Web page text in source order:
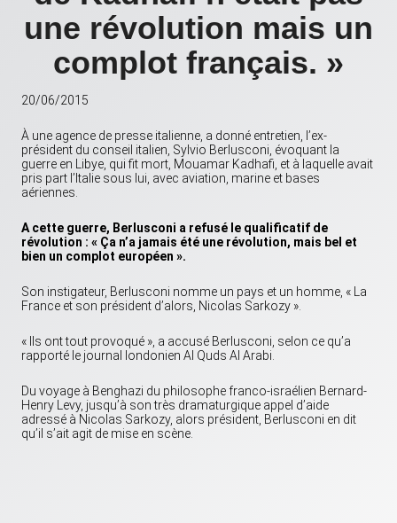
une révolution mais un
complot français. »
20/06/2015
À une agence de presse italienne, a donné entretien, l’ex-
président du conseil italien, Sylvio Berlusconi, évoquant la
guerre en Libye, qui fit mort, Mouamar Kadhafi, et à laquelle avait
pris part l’Italie sous lui, avec aviation, marine et bases
aériennes.
A cette guerre, Berlusconi a refusé le qualificatif de
révolution : « Ça n’a jamais été une révolution, mais bel et
bien un complot européen ».
Son instigateur, Berlusconi nomme un pays et un homme, « La
France et son président d’alors, Nicolas Sarkozy ».
« Ils ont tout provoqué », a accusé Berlusconi, selon ce qu’a
rapporté le journal londonien Al Quds Al Arabi.
Du voyage à Benghazi du philosophe franco-israélien Bernard-
Henry Levy, jusqu’à son très dramaturgique appel d’aide
adressé à Nicolas Sarkozy, alors président, Berlusconi en dit
qu’il s’ait agit de mise en scène.